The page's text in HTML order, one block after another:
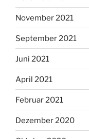
November 2021
September 2021
Juni 2021
April 2021
Februar 2021
Dezember 2020